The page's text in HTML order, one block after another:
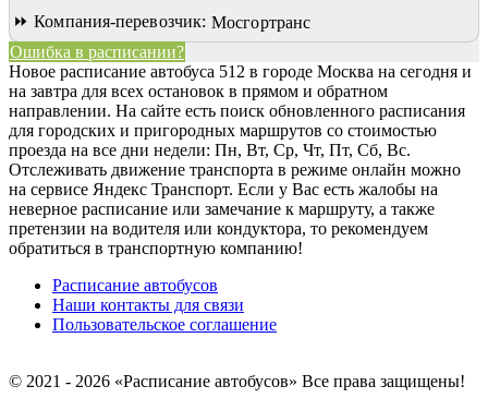
⏩ Компания-перевозчик: Мосгортранс
Ошибка в расписании?
Новое расписание автобуса 512 в городе Москва на сегодня и
на завтра для всех остановок в прямом и обратном
направлении. На сайте есть поиск обновленного расписания
для городских и пригородных маршрутов со стоимостью
проезда на все дни недели: Пн, Вт, Ср, Чт, Пт, Сб, Вс.
Отслеживать движение транспорта в режиме онлайн можно
на сервисе Яндекс Транспорт. Если у Вас есть жалобы на
неверное расписание или замечание к маршруту, а также
претензии на водителя или кондуктора, то рекомендуем
обратиться в транспортную компанию!
Расписание автобусов
Наши контакты для связи
Пользовательское соглашение
© 2021 - 2026 «Расписание автобусов» Все права защищены!